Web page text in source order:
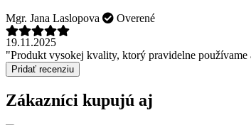
Mgr. Jana Laslopova
Overené
19.11.2025
"Produkt vysokej kvality, ktorý pravidelne
Pridať recenziu
Zákazníci kupujú aj